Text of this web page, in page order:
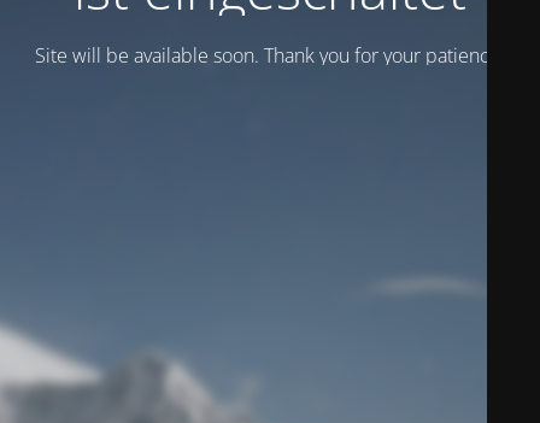
Site will be available soon. Thank you for your patience!